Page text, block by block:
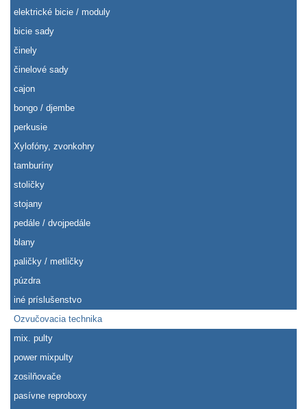
elektrické bicie / moduly
bicie sady
činely
činelové sady
cajon
bongo / djembe
perkusie
Xylofóny, zvonkohry
tamburíny
stoličky
stojany
pedále / dvojpedále
blany
paličky / metličky
púzdra
iné príslušenstvo
Ozvučovacia technika
mix. pulty
power mixpulty
zosilňovače
pasívne reproboxy